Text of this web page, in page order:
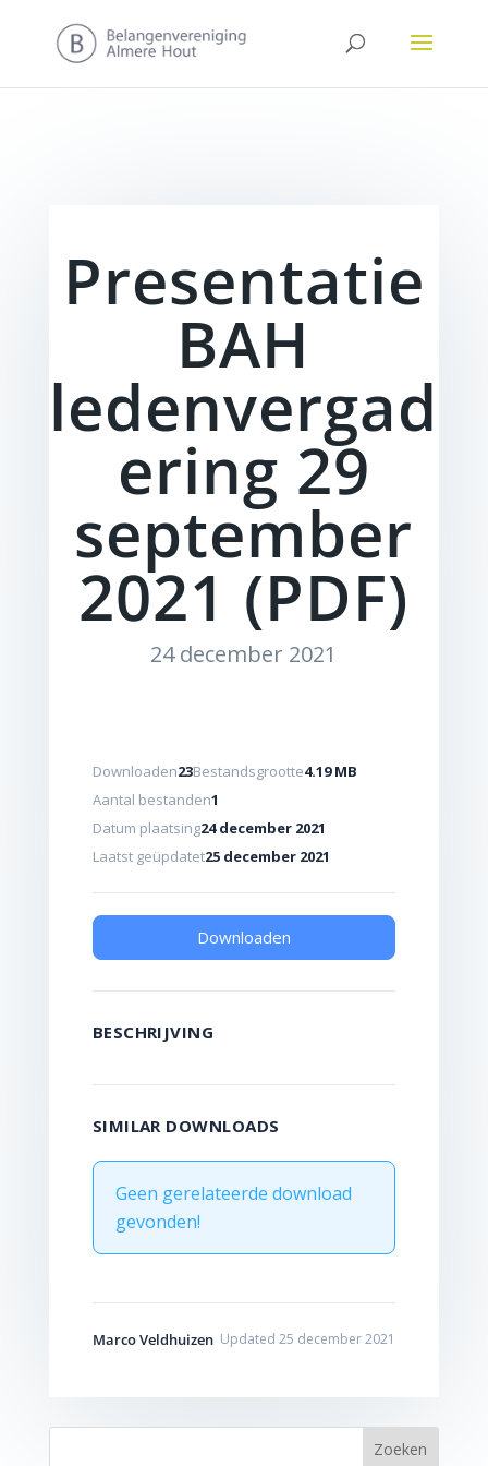
Presentatie
BAH
ledenvergad
ering 29
september
2021 (PDF)
24 december 2021
Downloaden23Bestandsgrootte4.19 MB
Aantal bestanden1
Datum plaatsing24 december 2021
Laatst geüpdatet25 december 2021
Downloaden
BESCHRIJVING
SIMILAR DOWNLOADS
Geen gerelateerde download
gevonden!
Marco Veldhuizen Updated 25 december 2021